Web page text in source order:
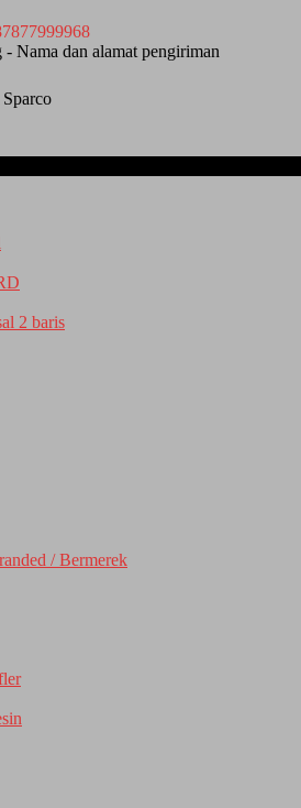
Nama dan alamat pengiriman
2 baris
/ Bermerek